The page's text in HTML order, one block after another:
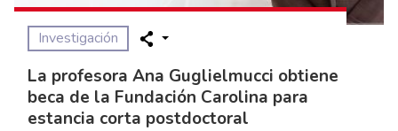
Investigación
La profesora Ana Guglielmucci obtiene
beca de la Fundación Carolina para
estancia corta postdoctoral